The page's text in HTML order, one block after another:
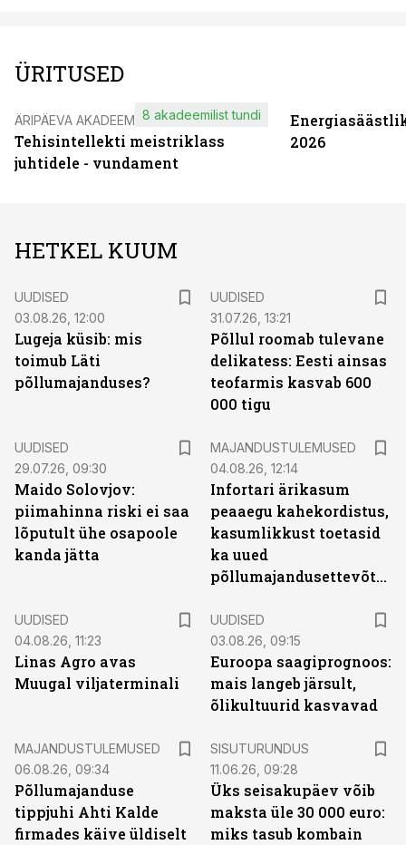
ÜRITUSED
ÄRIPÄEVA AKADEEMIA
Tehisintellekti meistriklass
juhtidele - vundament
8 akadeemilist tundi
2026
HETKEL KUUM
UUDISED
03.08.26, 12:00
Lugeja küsib: mis
toimub Läti
põllumajanduses?
UUDISED
31.07.26, 13:21
Põllul roomab tulevane
delikatess: Eesti ainsas
teofarmis kasvab 600
000 tigu
UUDISED
29.07.26, 09:30
Maido Solovjov:
piimahinna riski ei saa
lõputult ühe osapoole
kanda jätta
MAJANDUSTULEMUSED
04.08.26, 12:14
Infortari ärikasum
peaaegu kahekordistus,
kasumlikkust toetasid
ka uued
põllumajandusettevõtted
UUDISED
04.08.26, 11:23
Linas Agro avas
Muugal viljaterminali
UUDISED
03.08.26, 09:15
Euroopa saagiprognoos:
mais langeb järsult,
õlikultuurid kasvavad
MAJANDUSTULEMUSED
06.08.26, 09:34
Põllumajanduse
tippjuhi Ahti Kalde
firmades käive üldiselt
SISUTURUNDUS
11.06.26, 09:28
Üks seisakupäev võib
maksta üle 30 000 euro:
miks tasub kombain